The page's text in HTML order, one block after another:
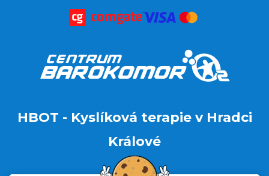
HBOT - Kyslíková terapie v Hradci
Králové